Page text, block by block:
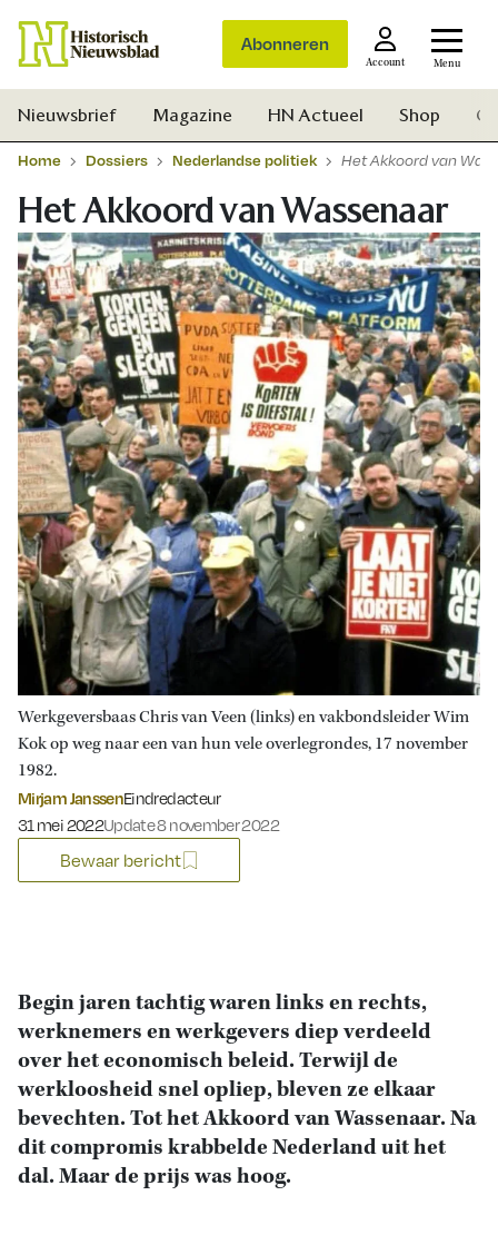
Abonneren
Account Menu
Zoek
Nieuwsbrief Magazine HN Actueel Shop
Home Dossiers Nederlandse politiek Het Akkoord van
Het Akkoord van Wassenaar
Werkgeversbaas Chris van Veen (links) en vakbondsleider Wim
Kok op weg naar een van hun vele overlegrondes, 17 november
1982.
Mirjam JanssenEindredacteur
Gepubliceerd op:
31 mei 2022Update 8 november 2022
Bewaar bericht
Begin jaren tachtig waren links en rechts,
werknemers en werkgevers diep verdeeld
over het economisch beleid. Terwijl de
werkloosheid snel opliep, bleven ze elkaar
bevechten. Tot het Akkoord van Wassenaar. Na
dit compromis krabbelde Nederland uit het
dal. Maar de prijs was hoog.